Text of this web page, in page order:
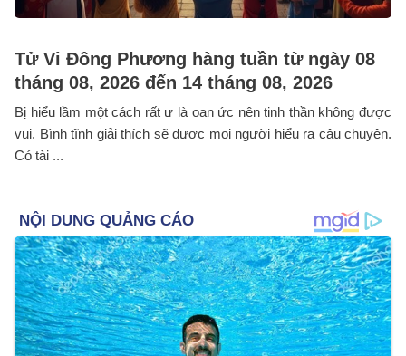
Tử Vi Đông Phương hàng tuần từ ngày 08
tháng 08, 2026 đến 14 tháng 08, 2026
Bị hiểu lầm một cách rất ư là oan ức nên tinh thần không được
vui. Bình tĩnh giải thích sẽ được mọi người hiểu ra câu chuyện.
Có tài ...